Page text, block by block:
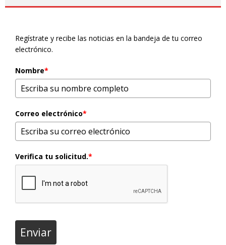
Regístrate y recibe las noticias en la bandeja de tu correo
electrónico.
Nombre*
Correo electrónico*
Verifica tu solicitud.*
Enviar